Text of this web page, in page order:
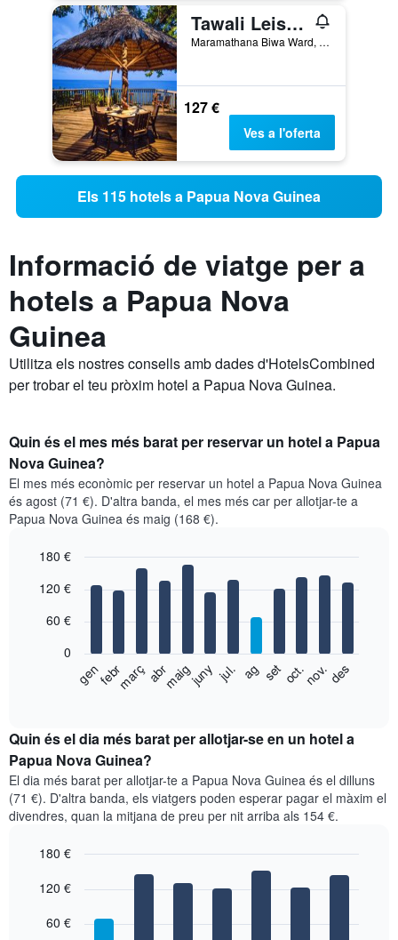
Tawali Leisure And Dive Resort
Maramathana Biwa Ward, Hewiia, Papua Nova Guinea
127 €
Ves a l'oferta
Els 115 hotels a Papua Nova Guinea
Informació de viatge per a
hotels a Papua Nova
Guinea
Utilitza els nostres consells amb dades d'HotelsCombined
per trobar el teu pròxim hotel a Papua Nova Guinea.
Quin és el mes més barat per reservar un hotel a Papua
Nova Guinea?
El mes més econòmic per reservar un hotel a Papua Nova Guinea
és agost (71 €). D'altra banda, el mes més car per allotjar-te a
Papua Nova Guinea és maig (168 €).
chart
el
preu
mitjà
d'una
habitació
per
El
té
eix
graphic.
genfebrmarçabrmaigjuny jul. ag setoct.nov.des
0
60 €
120 €
180 €
Quin és el dia més barat per allotjar-se en un hotel a
Papua Nova Guinea?
El dia més barat per allotjar-te a Papua Nova Guinea és el dilluns
(71 €). D'altra banda, els viatgers poden esperar pagar el màxim el
divendres, quan la mitjana de preu per nit arriba als 154 €.
chart
bars.
graphic.
60 €
120 €
180 €